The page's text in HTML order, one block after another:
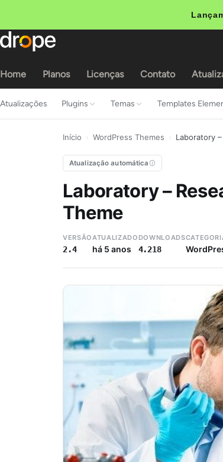
Home Planos Licenças Contato
Atualizações Plugins Temas Templates
Início WordPress Themes Laboratory
Atualização automática
Laboratory –
Theme
VERSÃO
2.4
ATUALIZADO
há 5 anos
DOWNLOADS
4.218